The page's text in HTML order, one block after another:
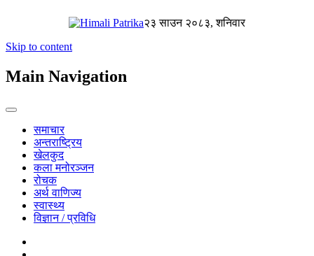
२३ साउन २०८३, शनिवार
Skip to content
Main Navigation
समाचार
अन्तराष्ट्रिय
खेलकुद
कला मनोरञ्जन
रोचक
अर्थ वाणिज्य
स्वास्थ्य
विज्ञान / प्रविधि